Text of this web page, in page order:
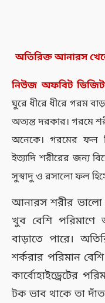
অতিরিক্ত আনারস
নিউজ অফবিট
ঘুরে ধীরে ধীরে গরম
অত্যন্ত দরকার। গরমে
অনেকে। গরমের ফল
ইত্যাদি শরীরের জন্য
সুস্বাদু ও রসালো ফল
আনারস শরীর ভালো
খুব বেশি
বাড়াতে পারে।
শর্করার পরিমান
কার্বোহাইড্রেটের
টক ভাব থাকে তা